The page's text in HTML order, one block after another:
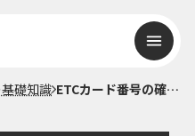
礎知識 ETCカード番号の確認方法！桁数や記載場所などを紹介